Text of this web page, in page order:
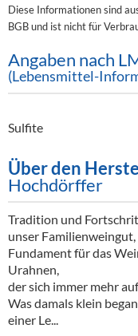
Diese Informationen sind
BGB und ist nicht für
Angaben nach
(Lebensmittel-
Sulfite
Über den
Hochdörffer
Tradition und
unser
Fundament für das
Urahnen,
der sich immer mehr
Was damals klein
einer Le...